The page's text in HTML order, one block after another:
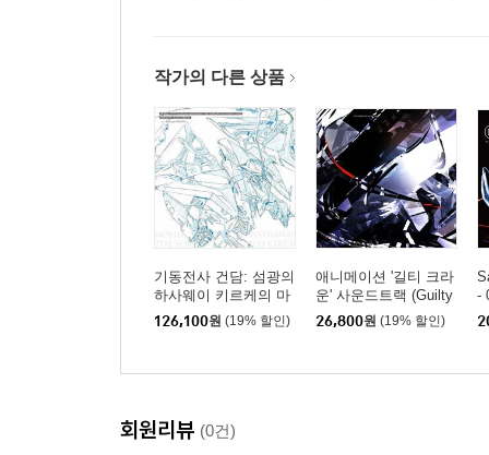
작가의 다른 상품
기동전사 건담: 섬광의
하사웨이 키르케의 마
녀 애니메이션 음악 (M
obile Suit Gundam Hat
ch of Circe Original So
126,100원 (19% 할인)
애니메이션 '길티 크라
운' 사운드트랙 (Guilty
Crown Complete Soun
dtrack) - 사와노 히로유
no)
26,800원 (19% 할인)
-
회원리뷰 (0건)